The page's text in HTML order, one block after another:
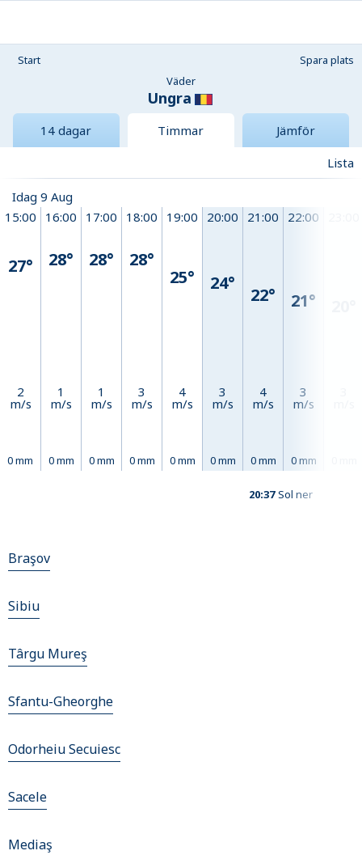
Start
Spara plats
Väder
Ungra
14 dagar Timmar
Jämför
Lista
Idag 9 Aug
15:00
27°
2
m/s
0 mm
16:00
28°
1
m/s
0 mm
17:00
28°
1
m/s
0 mm
18:00
28°
3
m/s
0 mm
19:00
25°
4
m/s
0 mm
20:00
24°
3
m/s
0 mm
21:00
22°
4
m/s
0 mm
22:00
21°
3
m/s
0 mm
20:37 Sol ner
Braşov
Sibiu
Târgu Mureş
Sfantu-Gheorghe
Odorheiu Secuiesc
Sacele
Mediaş